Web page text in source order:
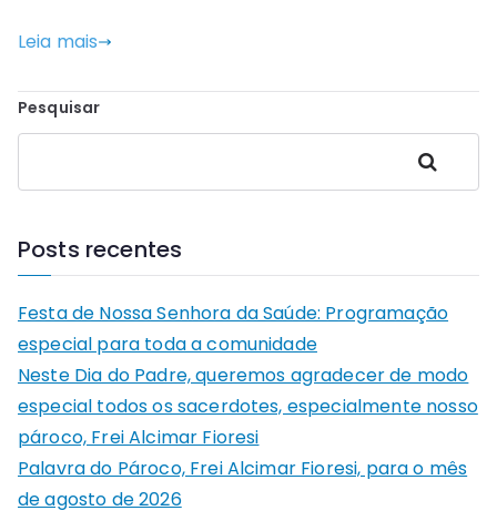
Leia mais
Pesquisar
Pesquisar
Posts recentes
Festa de Nossa Senhora da Saúde: Programação
especial para toda a comunidade
Neste Dia do Padre, queremos agradecer de modo
especial todos os sacerdotes, especialmente nosso
pároco, Frei Alcimar Fioresi
Palavra do Pároco, Frei Alcimar Fioresi, para o mês
de agosto de 2026